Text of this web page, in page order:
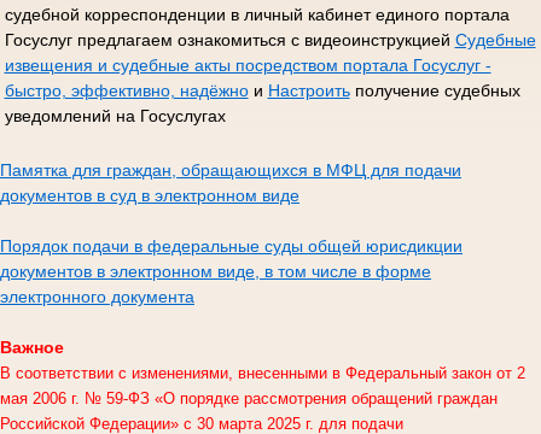
судебной корреспонденции в личный кабинет единого портала
Госуслуг предлагаем ознакомиться с видеоинструкцией Судебные
извещения и судебные акты посредством портала Госуслуг -
быстро, эффективно, надёжнои Настроитьполучение судебных
уведомлений на Госуслугах
Памятка для граждан, обращающихся в МФЦ для подачи
документов в суд в электронном виде
Порядок подачи в федеральные суды общей юрисдикции
документов в электронном виде, в том числе в форме
электронного документа
Важное
В соответствии с изменениями, внесенными в Федеральный закон от 2
мая 2006 г. № 59-ФЗ «О порядке рассмотрения обращений граждан
Российской Федерации» с 30 марта 2025 г. для подачи